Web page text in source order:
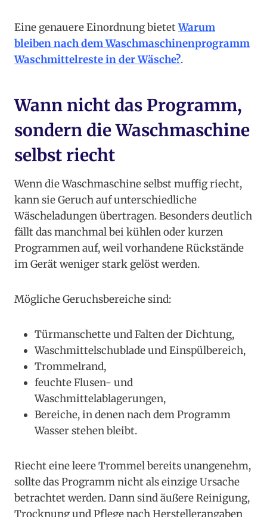
Eine genauere Einordnung bietetWarum
bleiben nach dem Waschmaschinenprogramm
Waschmittelreste in der Wäsche?.
Wann nicht das Programm,
sondern die Waschmaschine
selbst riecht
Wenn die Waschmaschine selbst muffig riecht,
kann sie Geruch auf unterschiedliche
Wäscheladungen übertragen. Besonders deutlich
fällt das manchmal bei kühlen oder kurzen
Programmen auf, weil vorhandene Rückstände
im Gerät weniger stark gelöst werden.
Mögliche Geruchsbereiche sind:
Türmanschette und Falten der Dichtung,
Waschmittelschublade und Einspülbereich,
Trommelrand,
feuchte Flusen- und
Waschmittelablagerungen,
Bereiche, in denen nach dem Programm
Wasser stehen bleibt.
Riecht eine leere Trommel bereits unangenehm,
sollte das Programm nicht als einzige Ursache
betrachtet werden. Dann sind äußere Reinigung,
Trocknung und Pflege nach Herstellerangaben